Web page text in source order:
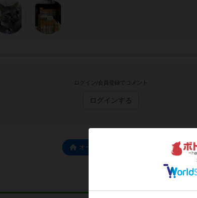
ログイン/会員登録でコメント
ログインする
オーディンのトップに戻る